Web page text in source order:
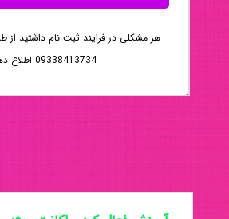
هر مشکلی در فرایند ثبت نام داشتید از
09338413734 اطلاع دهید.